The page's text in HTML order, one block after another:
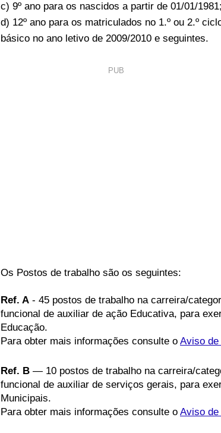
c) 9º ano para os nascidos a partir de 01/01/1981;
d) 12º ano para os matriculados no 1.º ou 2.º
básico no ano letivo de 2009/2010 e seguintes.
PUB
Os Postos de trabalho são os seguintes:
Ref. A - 45 postos de trabalho na carreira/
funcional de auxiliar de ação Educativa, para
Educação.
Para obter mais informações consulte o Aviso
Ref. B — 10 postos de trabalho na carreira/
funcional de auxiliar de serviços gerais, para
Municipais.
Para obter mais informações consulte o Aviso